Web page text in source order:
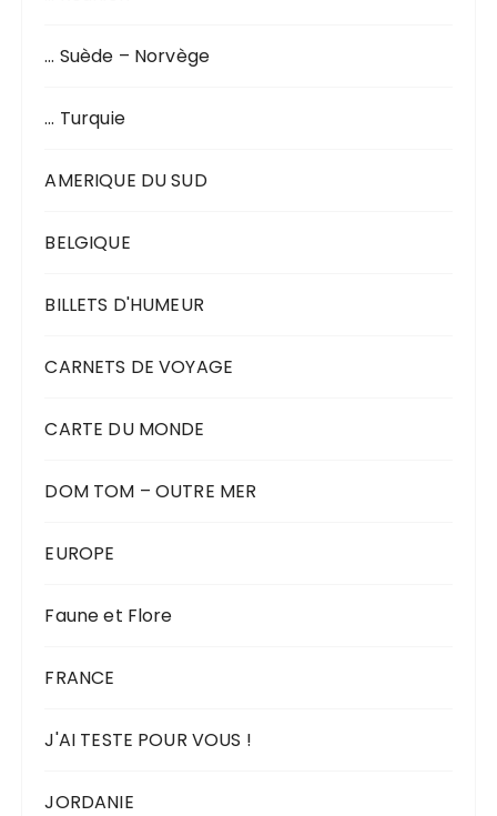
… Suède – Norvège
… Turquie
AMERIQUE DU SUD
BELGIQUE
BILLETS D'HUMEUR
CARNETS DE VOYAGE
CARTE DU MONDE
DOM TOM – OUTRE MER
EUROPE
Faune et Flore
FRANCE
J'AI TESTE POUR VOUS !
JORDANIE